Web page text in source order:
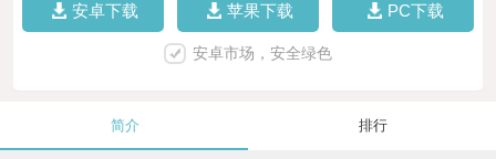
安卓下载 苹果下载 PC下载
安卓市场，安全绿色
简介 排行